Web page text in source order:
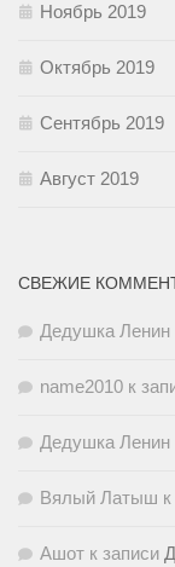
Ноябрь 2019
Октябрь 2019
Сентябрь 2019
Август 2019
СВЕЖИЕ
Дедушка Ленин
name2010 к
Дедушка Ленин
Вялый Латыш
Ашот к записи